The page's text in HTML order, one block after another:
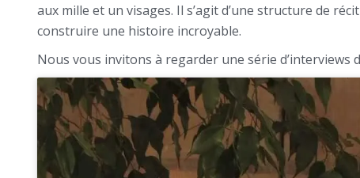
aux mille et un visages. Il s’agit d’une structure de
construire une histoire incroyable.
Nous vous invitons à regarder une série d’interviews